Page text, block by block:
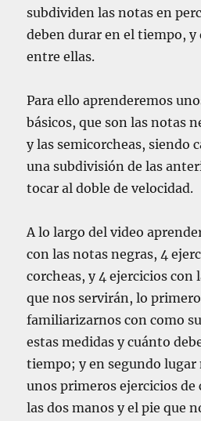
subdividen las notas en
deben durar en el tiempo,
entre ellas.
Para ello aprenderemos
básicos, que son las notas
y las semicorcheas, siendo
una subdivisión de las
tocar al doble de velocidad.
A lo largo del video
con las notas negras, 4
corcheas, y 4 ejercicios con
que nos servirán, lo
familiarizarnos con como
estas medidas y cuánto
tiempo; y en segundo lugar
unos primeros ejercicios
las dos manos y el pie que